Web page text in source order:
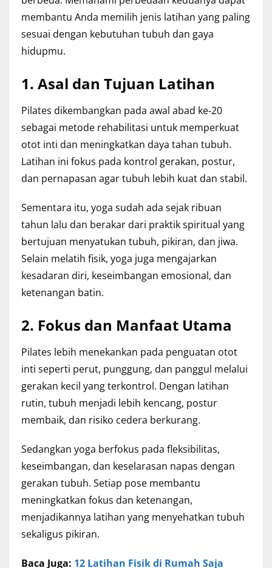
membantu Anda memilih jenis latihan yang paling
sesuai dengan kebutuhan tubuh dan gaya
hidupmu.
1. Asal dan Tujuan Latihan
Pilates dikembangkan pada awal abad ke-20
sebagai metode rehabilitasi untuk memperkuat
otot inti dan meningkatkan daya tahan tubuh.
Latihan ini fokus pada kontrol gerakan, postur,
dan pernapasan agar tubuh lebih kuat dan stabil.
Sementara itu, yoga sudah ada sejak ribuan
tahun lalu dan berakar dari praktik spiritual yang
bertujuan menyatukan tubuh, pikiran, dan jiwa.
Selain melatih fisik, yoga juga mengajarkan
kesadaran diri, keseimbangan emosional, dan
ketenangan batin.
2. Fokus dan Manfaat Utama
Pilates lebih menekankan pada penguatan otot
inti seperti perut, punggung, dan panggul melalui
gerakan kecil yang terkontrol. Dengan latihan
rutin, tubuh menjadi lebih kencang, postur
membaik, dan risiko cedera berkurang.
Sedangkan yoga berfokus pada fleksibilitas,
keseimbangan, dan keselarasan napas dengan
gerakan tubuh. Setiap pose membantu
meningkatkan fokus dan ketenangan,
menjadikannya latihan yang menyehatkan tubuh
sekaligus pikiran.
Baca Juga: 12 Latihan Fisik di Rumah Saja